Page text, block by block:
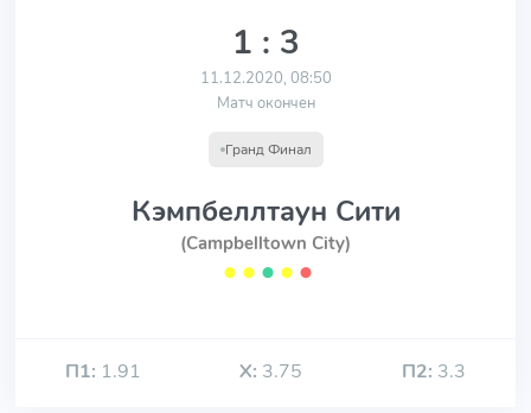
1 : 3
11.12.2020, 08:50
Матч окончен
Гранд Финал
Кэмпбеллтаун Сити
(Campbelltown City)
⬤ ⬤ ⬤ ⬤ ⬤
П1: 1.91 Х: 3.75 П2: 3.3